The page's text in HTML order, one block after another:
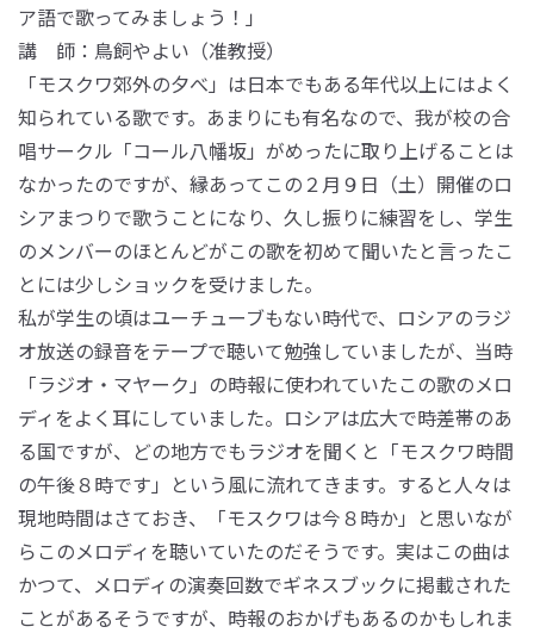
ア語で歌ってみましょう！」
講 師：鳥飼やよい（准教授）
「モスクワ郊外の夕べ」は日本でもある年代以上にはよく
知られている歌です。あまりにも有名なので、我が校の合
唱サークル「コール八幡坂」がめったに取り上げることは
なかったのですが、縁あってこの２月９日（土）開催のロ
シアまつりで歌うことになり、久し振りに練習をし、学生
のメンバーのほとんどがこの歌を初めて聞いたと言ったこ
とには少しショックを受けました。
私が学生の頃はユーチューブもない時代で、ロシアのラジ
オ放送の録音をテープで聴いて勉強していましたが、当時
「ラジオ・マヤーク」の時報に使われていたこの歌のメロ
ディをよく耳にしていました。ロシアは広大で時差帯のあ
る国ですが、どの地方でもラジオを聞くと「モスクワ時間
の午後８時です」という風に流れてきます。すると人々は
現地時間はさておき、「モスクワは今８時か」と思いなが
らこのメロディを聴いていたのだそうです。実はこの曲は
かつて、メロディの演奏回数でギネスブックに掲載された
ことがあるそうですが、時報のおかげもあるのかもしれま